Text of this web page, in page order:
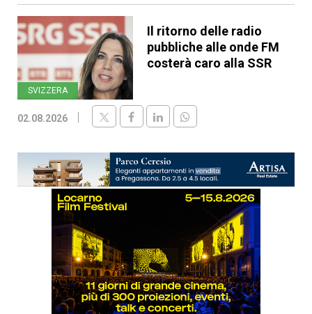
SVIZZERA
Il ritorno delle radio
pubbliche alle onde FM
costerà caro alla SSR
02.08.2026